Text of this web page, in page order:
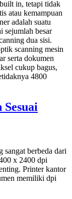
in, tetapi tidak
atau kemampuan
adalah suatu
sejumlah besar
dua sisi.
scanning mesin
serta dokumen
cukup bagus,
4800
berbeda dari
x 2400 dpi
Printer kantor
memiliki dpi